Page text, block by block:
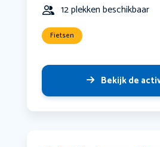
12 plekken beschikbaar
Fietsen
Bekijk de